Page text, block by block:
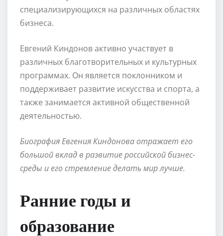
специализирующихся на различных областях
бизнеса.
Евгений Киндонов активно участвует в
различных благотворительных и культурных
программах. Он является поклонником и
поддерживает развитие искусства и спорта, а
также занимается активной общественной
деятельностью.
Биография Евгения Киндонова отражает его
большой вклад в развитие российской бизнес-
среды и его стремление делать мир лучше.
Ранние годы и
образование